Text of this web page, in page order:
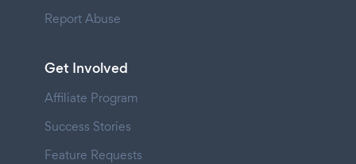
Report Abuse
Get Involved
Affiliate Program
Success Stories
Feature Requests